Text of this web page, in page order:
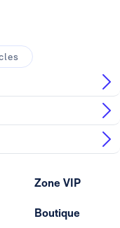
Zone VIP
Boutique